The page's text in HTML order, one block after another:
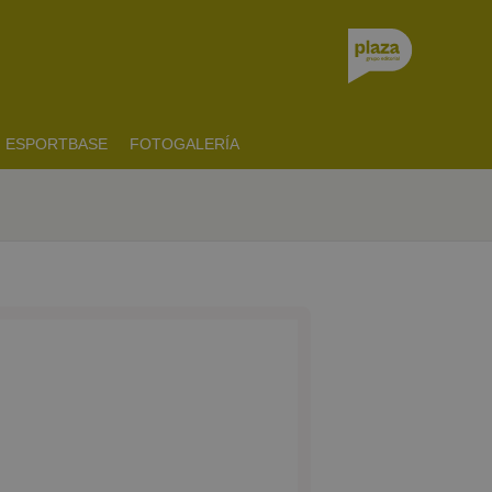
ESPORTBASE FOTOGALERÍA